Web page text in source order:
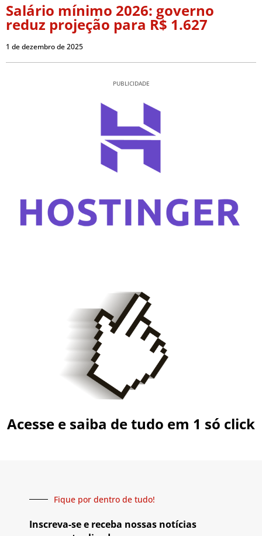
Salário mínimo 2026: governo
reduz projeção para R$ 1.627
1 de dezembro de 2025
PUBLICIDADE
Acesse e saiba de tudo em 1 só click
Fique por dentro de tudo!
Inscreva-se e receba nossas notícias